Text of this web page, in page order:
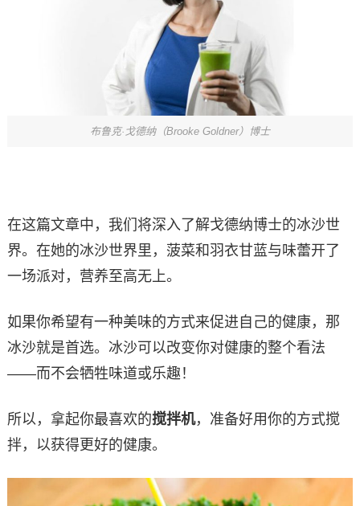
布鲁克·戈德纳（Brooke Goldner）博士
在这篇文章中，我们将深入了解戈德纳博士的冰沙世
界。在她的冰沙世界里，菠菜和羽衣甘蓝与味蕾开了
一场派对，营养至高无上。
如果你希望有一种美味的方式来促进自己的健康，那
冰沙就是首选。冰沙可以改变你对健康的整个看法
——而不会牺牲味道或乐趣！
所以，拿起你最喜欢的搅拌机，准备好用你的方式搅
拌，以获得更好的健康。